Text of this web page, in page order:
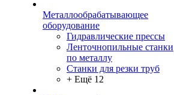
Металлообрабатывающее
оборудование
Гидравлические прессы
Ленточнопильные станки
по металлу
Станки для резки труб
+ Ещё 12